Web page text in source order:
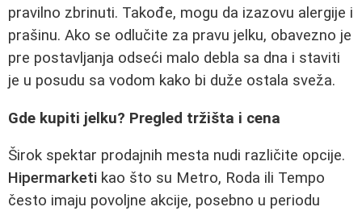
pravilno zbrinuti. Takođe, mogu da izazovu alergije i
prašinu. Ako se odlučite za pravu jelku, obavezno je
pre postavljanja odseći malo debla sa dna i staviti
je u posudu sa vodom kako bi duže ostala sveža.
Gde kupiti jelku? Pregled tržišta i cena
Širok spektar prodajnih mesta nudi različite opcije.
Hipermarketi kao što su Metro, Roda ili Tempo
često imaju povoljne akcije, posebno u periodu